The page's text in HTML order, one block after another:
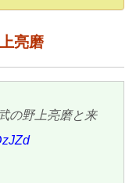
亮磨
の野上亮磨と来